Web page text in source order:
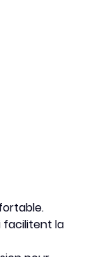
facilitent la